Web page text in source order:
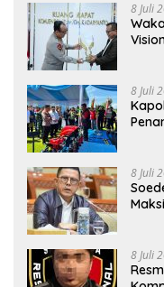
8 Juli
8 Juli
8 Juli
8 Juli